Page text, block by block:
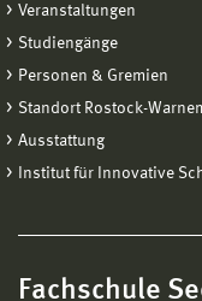
Veranstaltungen
Studiengänge
Personen & Gremien
Standort Rostock-
Ausstattung
Institut für Innovative
Fachschule